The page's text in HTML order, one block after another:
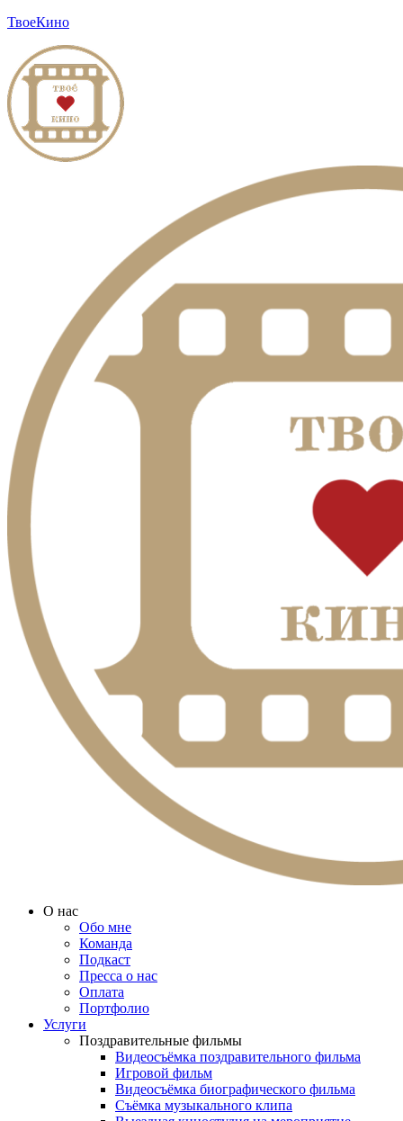
ТвоеКино
О нас
Обо мне
Команда
Подкаст
Пресса о нас
Оплата
Портфолио
Услуги
Поздравительные фильмы
Видеосъёмка поздравительного фильма
Игровой фильм
Видеосъёмка биографического фильма
Съёмка музыкального клипа